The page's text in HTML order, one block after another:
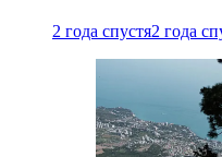
2 года спустя2 года